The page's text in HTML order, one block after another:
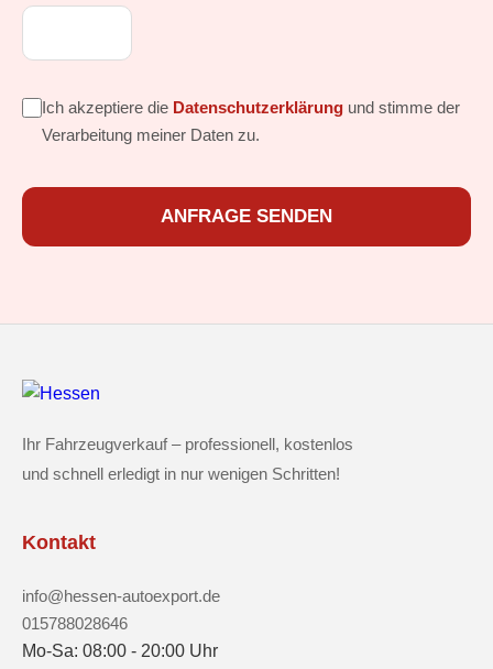
Ich akzeptiere die Datenschutzerklärung und stimme der
Verarbeitung meiner Daten zu.
ANFRAGE SENDEN
Ihr Fahrzeugverkauf – professionell, kostenlos
und schnell erledigt in nur wenigen Schritten!
Kontakt
info@hessen-autoexport.de
015788028646
Mo-Sa: 08:00 - 20:00 Uhr